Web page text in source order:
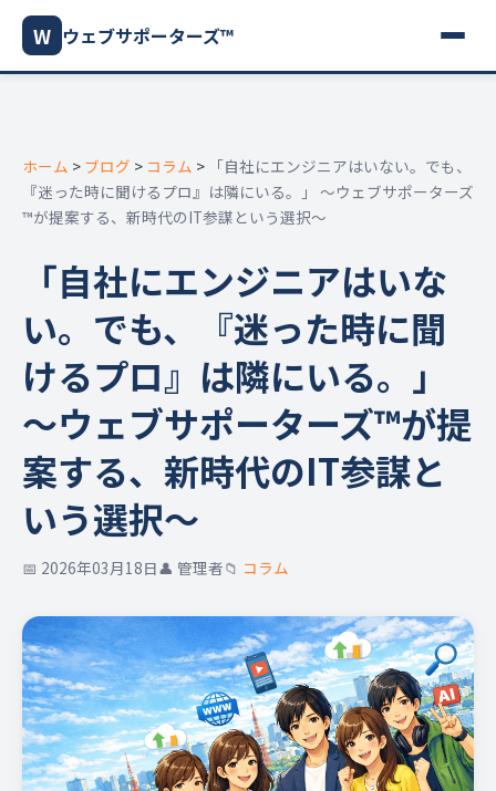
W ウェブサポーターズ™
ホーム > ブログ > コラム > 「自社にエンジニアはいない。でも、
『迷った時に聞けるプロ』は隣にいる。」 〜ウェブサポーターズ
™️が提案する、新時代のIT参謀という選択〜
「自社にエンジニアはいな
い。でも、『迷った時に聞
けるプロ』は隣にいる。」
〜ウェブサポーターズ™️が提
案する、新時代のIT参謀と
いう選択〜
📅 2026年03月18日👤 管理者📁 コラム